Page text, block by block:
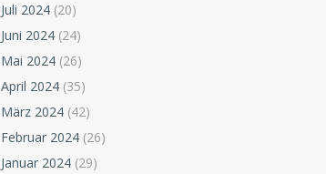
Juli 2024 (20)
Juni 2024 (24)
Mai 2024 (26)
April 2024 (35)
März 2024 (42)
Februar 2024 (26)
Januar 2024 (29)